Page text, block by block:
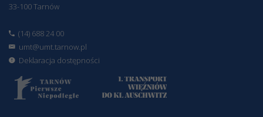
33-100 Tarnów
(14) 688 24 00
umt@umt.tarnow.pl
Deklaracja dostępności